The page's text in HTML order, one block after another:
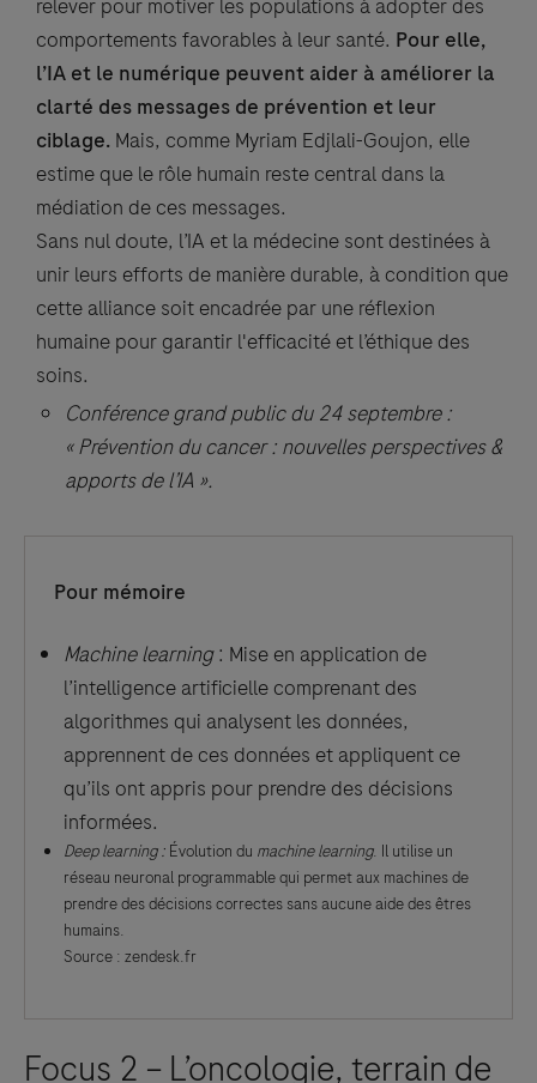
relever pour motiver les populations à adopter des
comportements favorables à leur santé. Pour elle,
l’IA et le numérique peuvent aider à améliorer la
clarté des messages de prévention et leur
ciblage. Mais, comme Myriam Edjlali-Goujon, elle
estime que le rôle humain reste central dans la
médiation de ces messages.
Sans nul doute, l’IA et la médecine sont destinées à
unir leurs efforts de manière durable, à condition que
cette alliance soit encadrée par une réflexion
humaine pour garantir l'efficacité et l’éthique des
soins.
Conférence grand public du 24 septembre :
« Prévention du cancer : nouvelles perspectives &
apports de l’IA ».
Pour mémoire
Machine learning: Mise en application de
l’intelligence artificielle comprenant des
algorithmes qui analysent les données,
apprennent de ces données et appliquent ce
qu’ils ont appris pour prendre des décisions
informées.
Deep learning : Évolution du machine learning. Il utilise un
réseau neuronal programmable qui permet aux machines de
prendre des décisions correctes sans aucune aide des êtres
humains.
Source : zendesk.fr
Focus 2 – L’oncologie, terrain de